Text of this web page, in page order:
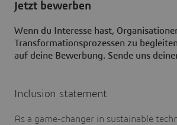
Jetzt bewerben
Wenn du Interesse hast,
Transformationsprozessen zu
auf deine Bewerbung. Sende uns
Inclusion statement
As a game-changer in sustainable